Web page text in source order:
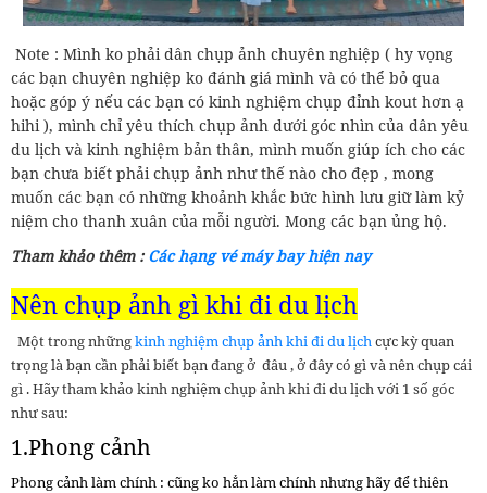
Note : Mình ko phải dân chụp ảnh chuyên nghiệp ( hy vọng
các bạn chuyên nghiệp ko đánh giá mình và có thể bỏ qua
hoặc góp ý nếu các bạn có kinh nghiệm chụp đỉnh kout hơn ạ
hihi ), mình chỉ yêu thích chụp ảnh dưới góc nhìn của dân yêu
du lịch và kinh nghiệm bản thân, mình muốn giúp ích cho các
bạn chưa biết phải chụp ảnh như thế nào cho đẹp , mong
muốn các bạn có những khoảnh khắc bức hình lưu giữ làm kỷ
niệm cho thanh xuân của mỗi người. Mong các bạn ủng hộ.
Tham khảo thêm : Các hạng vé máy bay hiện nay
Nên chụp ảnh gì khi đi du lịch
Một trong nhữngkinh nghiệm chụp ảnh khi đi du lịchcực kỳ quan
trọng là bạn cần phải biết bạn đang ở đâu , ở đây có gì và nên chụp cái
gì . Hãy tham khảo kinh nghiệm chụp ảnh khi đi du lịch với 1 số góc
như sau:
1.Phong cảnh
Phong cảnh làm chính : cũng ko hẳn làm chính nhưng hãy để thiên